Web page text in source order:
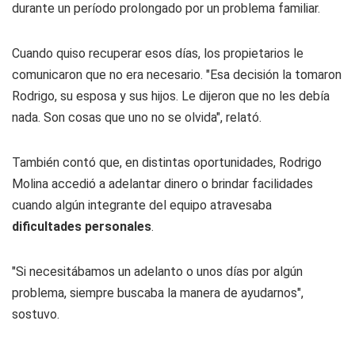
durante un período prolongado por un problema familiar.
Cuando quiso recuperar esos días, los propietarios le
comunicaron que no era necesario. "Esa decisión la tomaron
Rodrigo, su esposa y sus hijos. Le dijeron que no les debía
nada. Son cosas que uno no se olvida", relató.
También contó que, en distintas oportunidades, Rodrigo
Molina accedió a adelantar dinero o brindar facilidades
cuando algún integrante del equipo atravesaba
dificultades personales.
"Si necesitábamos un adelanto o unos días por algún
problema, siempre buscaba la manera de ayudarnos",
sostuvo.